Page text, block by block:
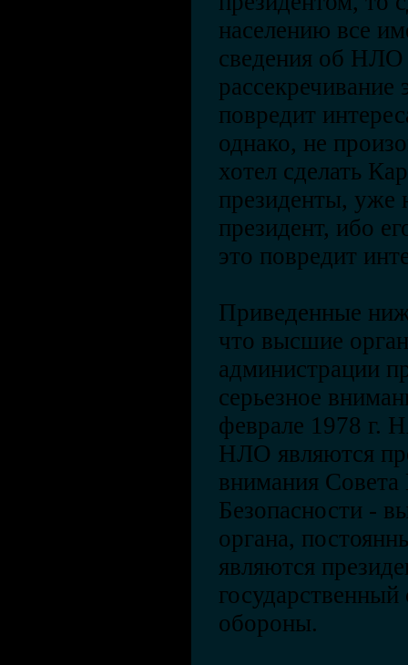
населению все
сведения об НЛО
повредит
однако, не
хотел сделать
президенты, уже
президент, ибо
это повредит
Приведенные
что высшие
администрации
серьезное
феврале 1978 г.
НЛО являются
внимания
Безопасности -
органа,
являются
обороны.